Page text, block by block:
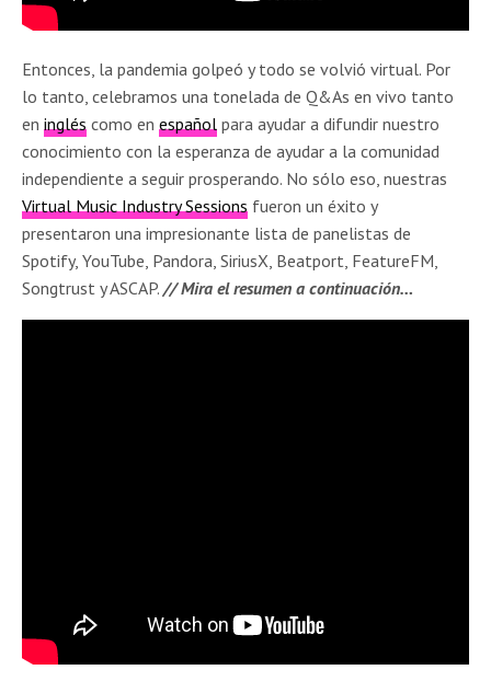
Entonces, la pandemia golpeó y todo se volvió virtual. Por
lo tanto, celebramos una tonelada de Q&As en vivo tanto
eninglés como enespañol para ayudar a difundir nuestro
conocimiento con la esperanza de ayudar a la comunidad
independiente a seguir prosperando. No sólo eso, nuestras
Virtual Music Industry Sessions fueron un éxito y
presentaron una impresionante lista de panelistas de
Spotify, YouTube, Pandora, SiriusX, Beatport, FeatureFM,
Songtrust y ASCAP.// Mira el resumen a continuación…